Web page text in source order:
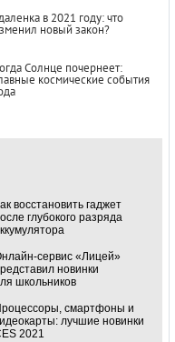
в 2021 году: что
новый закон?
Солнце почернеет:
космические события
восстановить гаджет
глубокого разряда
сервис «Лицей»
новинки
школьников
смартфоны и
лучшие новинки
2021